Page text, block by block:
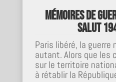
Mémoires de
salut
Paris libéré, la
autant. Alors que les
sur le territoire
à rétablir la